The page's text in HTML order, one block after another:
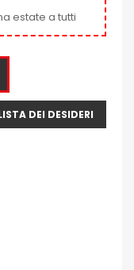
estate a tutti
DEI DESIDERI